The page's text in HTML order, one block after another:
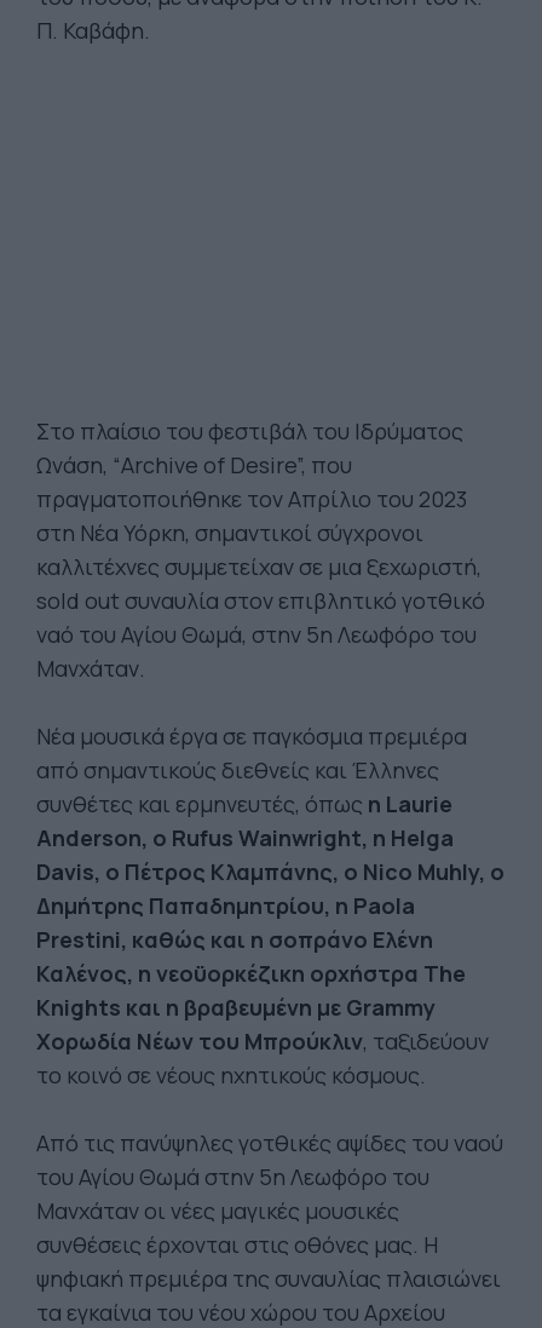
Π. Καβάφη.
Στο πλαίσιο του φεστιβάλ του Ιδρύματος
Ωνάση, “Archive of Desire”, που
πραγματοποιήθηκε τον Απρίλιο του 2023
στη Νέα Υόρκη, σημαντικοί σύγχρονοι
καλλιτέχνες συμμετείχαν σε μια ξεχωριστή,
sold out συναυλία στον επιβλητικό γοτθικό
ναό του Αγίου Θωμά, στην 5η Λεωφόρο του
Μανχάταν.
Νέα μουσικά έργα σε παγκόσμια πρεμιέρα
από σημαντικούς διεθνείς και Έλληνες
συνθέτες και ερμηνευτές, όπως η Laurie
Anderson, ο Rufus Wainwright, η Helga
Davis, ο Πέτρος Κλαμπάνης, ο Nico Muhly, ο
Δημήτρης Παπαδημητρίου, η Paola
Prestini, καθώς και η σοπράνο Ελένη
Καλένος, η νεοϋορκέζικη ορχήστρα The
Knights και η βραβευμένη με Grammy
Χορωδία Νέων του Μπρούκλιν, ταξιδεύουν
το κοινό σε νέους ηχητικούς κόσμους.
Από τις πανύψηλες γοτθικές αψίδες του ναού
του Αγίου Θωμά στην 5η Λεωφόρο του
Μανχάταν οι νέες μαγικές μουσικές
συνθέσεις έρχονται στις οθόνες μας. Η
ψηφιακή πρεμιέρα της συναυλίας πλαισιώνει
τα εγκαίνια του νέου χώρου του Αρχείου